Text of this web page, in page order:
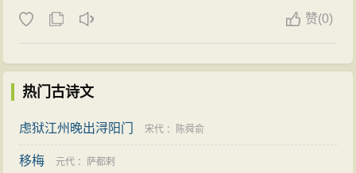
赞(0)
热门古诗文
虑狱江州晚出浔阳门 宋代 ： 陈舜俞
移梅 元代 ： 萨都剌